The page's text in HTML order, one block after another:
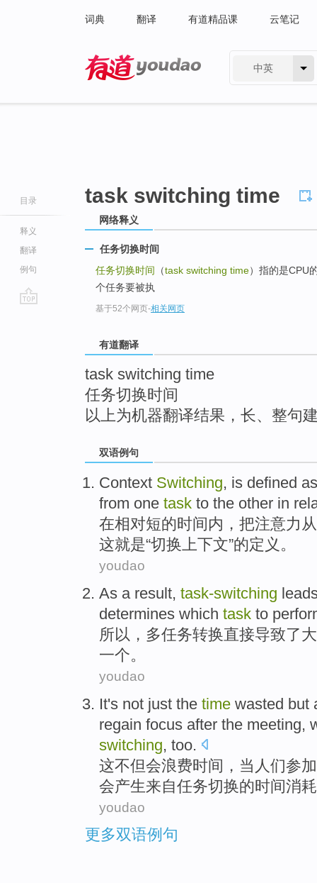
词典 翻译 有道精品课 云笔记
中英
目录
释义
翻译
例句
task switching time
网络释义
任务切换时间
任务切换时间 （task switching time）指的是CPU
个任务要被执
基于52个网页-相关网页
有道翻译
task switching time
任务切换时间
以上为机器翻译结果，长、整句
双语例句
Context Switching, is defined
from one task to the other in
在相对短的时间内， 把注意力 从
这就是“切换上下文”的定义 。
youdao
As a result, task-switching
determines which task to
所以，多任务转换直接导致了
一个。
youdao
It's not just the time wasted but
regain focus after the meeting,
switching, too.
这不但会浪费时间 ，当人们参加
会产生来自任务切换的时间消耗
youdao
更多双语例句